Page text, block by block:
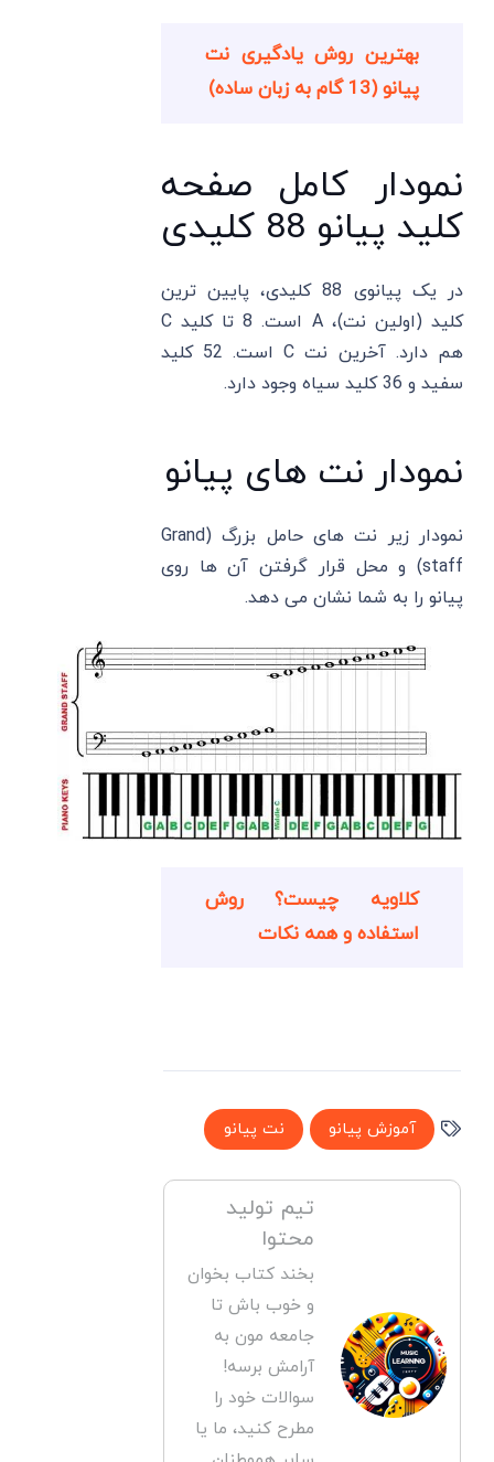
بهترین روش یادگیری نت
پیانو (13 گام به زبان ساده)
نمودار کامل صفحه
کلید پیانو 88 کلیدی
در یک پیانوی 88 کلیدی، پایین ترین
کلید (اولین نت)، A است. 8 تا کلید C
هم دارد. آخرین نت C است. 52 کلید
سفید و 36 کلید سیاه وجود دارد.
نمودار نت های پیانو
نمودار زیر نت ‌های حامل بزرگ (Grand
staff) و محل قرار گرفتن آن ها روی
پیانو را به شما نشان می ‌دهد.
کلاویه چیست؟ روش
استفاده و همه نکات
آموزش پیانو نت پیانو
تیم تولید
محتوا
بخند کتاب بخوان
و خوب باش تا
جامعه مون به
آرامش برسه!
سوالات خود را
مطرح کنید، ما یا